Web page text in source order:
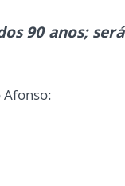
90 anos; será
Afonso: